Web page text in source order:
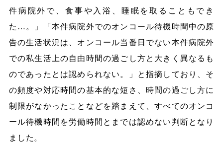
件病院外で、食事や入浴、睡眠を取ることもでき
た…。」「本件病院外でのオンコール待機時間中の原
告の生活状況は、オンコール当番日でない本件病院外
での私生活上の自由時間の過ごし方と大きく異なるも
のであったとは認められない。」と指摘しており、そ
の頻度や対応時間の基本的な短さ、時間の過ごし方に
制限がなかったことなどを踏まえて、すべてのオンコ
ール待機時間を労働時間とまでは認めない判断となり
ました。